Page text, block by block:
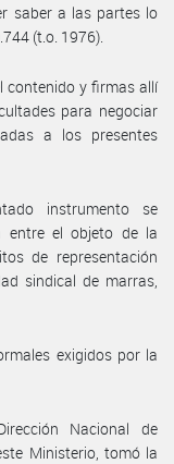
saber a las partes lo
(t.o. 1976).
contenido y firmas allí
para negociar
a los presentes
instrumento se
entre el objeto de la
de representación
sindical de marras,
exigidos por la
Nacional de
Ministerio, tomó la